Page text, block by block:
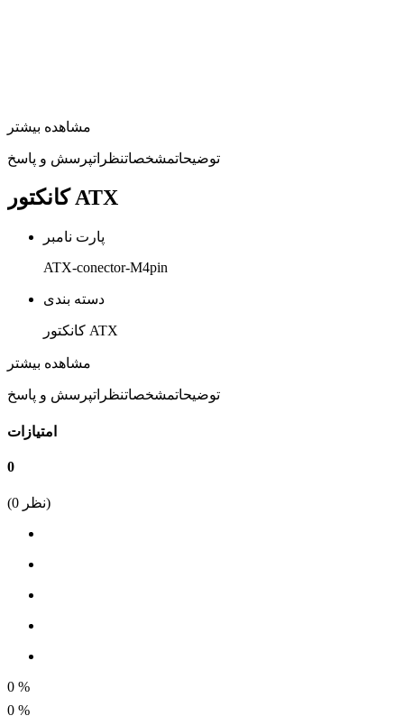
مشاهده بیشتر
توضیحاتمشخصاتنظراتپرسش و پاسخ
کانکتور ATX
پارت نامبر
ATX-conector-M4pin
دسته بندی
کانکتور ATX
نوع کانکتور
بین راهی
تعداد پین
مشاهده بیشتر
توضیحاتمشخصاتنظراتپرسش و پاسخ
امتیازات
0
(0 نظر)
0 %
0 %